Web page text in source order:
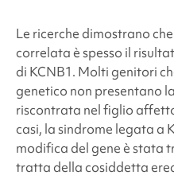
Le ricerche dimostrano
correlataè spesso il
di KCNB1. Molti genitori
genetico non presentano
riscontrata nel figlio
casi, lasindrome legata a
modifica del gene è stata
tratta della cosiddetta